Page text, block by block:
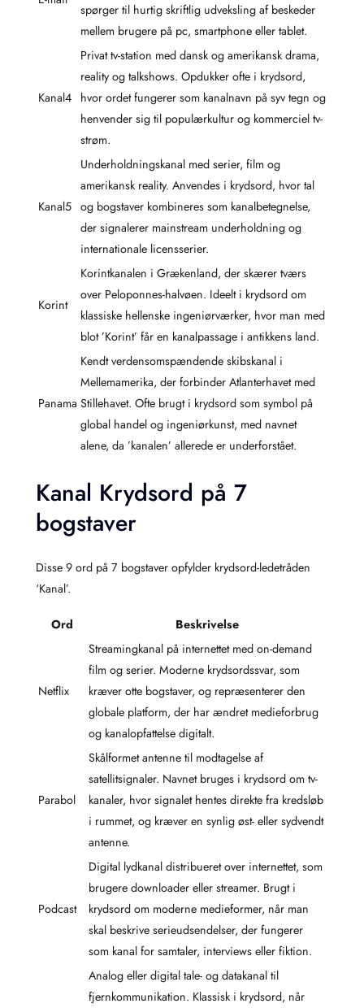
spørger til hurtig skriftlig udveksling af beskeder
mellem brugere på pc, smartphone eller tablet.
Kanal4
Privat tv-station med dansk og amerikansk drama,
reality og talkshows. Opdukker ofte i krydsord,
hvor ordet fungerer som kanalnavn på syv tegn og
henvender sig til populærkultur og kommerciel tv-
strøm.
Kanal5
Underholdningskanal med serier, film og
amerikansk reality. Anvendes i krydsord, hvor tal
og bogstaver kombineres som kanalbetegnelse,
der signalerer mainstream underholdning og
internationale licensserier.
Korint
Korintkanalen i Grækenland, der skærer tværs
over Peloponnes-halvøen. Ideelt i krydsord om
klassiske hellenske ingeniørværker, hvor man med
blot ’Korint’ får en kanalpassage i antikkens land.
Panama
Kendt verdensomspændende skibskanal i
Mellemamerika, der forbinder Atlanterhavet med
Stillehavet. Ofte brugt i krydsord som symbol på
global handel og ingeniørkunst, med navnet
alene, da ’kanalen’ allerede er underforstået.
Kanal Krydsord på 7
bogstaver
Disse 9 ord på 7 bogstaver opfylder krydsord-ledetråden
‘Kanal’.
Ord Beskrivelse
Netflix
Streamingkanal på internettet med on-demand
film og serier. Moderne krydsordssvar, som
kræver otte bogstaver, og repræsenterer den
globale platform, der har ændret medieforbrug
og kanalopfattelse digitalt.
Parabol
Skålformet antenne til modtagelse af
satellitsignaler. Navnet bruges i krydsord om tv-
kanaler, hvor signalet hentes direkte fra kredsløb
i rummet, og kræver en synlig øst- eller sydvendt
antenne.
Podcast
Digital lydkanal distribueret over internettet, som
brugere downloader eller streamer. Brugt i
krydsord om moderne medieformer, når man
skal beskrive serieudsendelser, der fungerer
som kanal for samtaler, interviews eller fiktion.
Analog eller digital tale- og datakanal til
fjernkommunikation. Klassisk i krydsord, når